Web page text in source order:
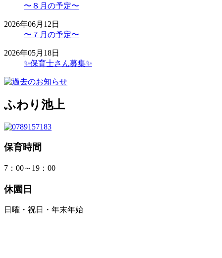
〜８月の予定〜
2026年06月12日
〜７月の予定〜
2026年05月18日
✨保育士さん募集✨
ふわり池上
保育時間
7：00～19：00
休園日
日曜・祝日・年末年始